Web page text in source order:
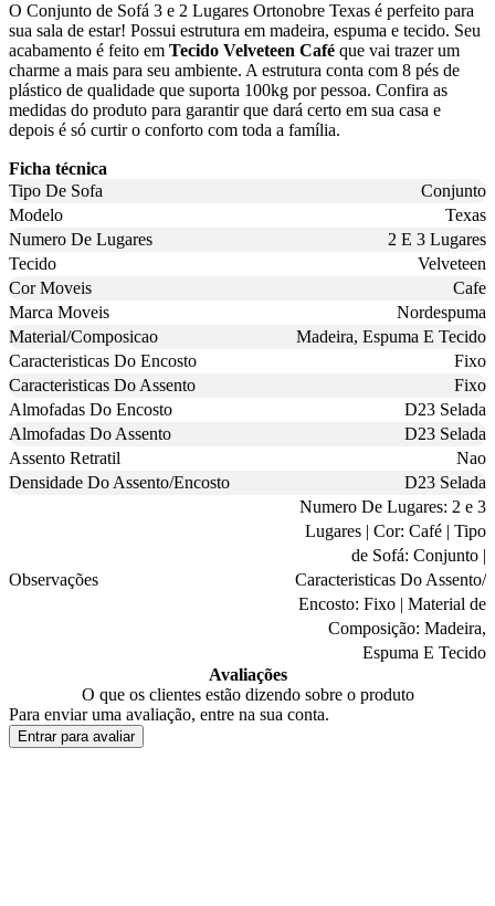
O Conjunto de Sofá 3 e 2 Lugares Ortonobre Texas é perfeito para
sua sala de estar! Possui estrutura em madeira, espuma e tecido. Seu
acabamento é feito em Tecido Velveteen Café que vai trazer um
charme a mais para seu ambiente. A estrutura conta com 8 pés de
plástico de qualidade que suporta 100kg por pessoa. Confira as
medidas do produto para garantir que dará certo em sua casa e
depois é só curtir o conforto com toda a família.
Ficha técnica
Tipo De Sofa
Conjunto
Modelo
Texas
Numero De Lugares
2 E 3 Lugares
Tecido
Velveteen
Cor Moveis
Cafe
Marca Moveis
Nordespuma
Material/Composicao
Madeira, Espuma E Tecido
Caracteristicas Do Encosto
Fixo
Caracteristicas Do Assento
Fixo
Almofadas Do Encosto
D23 Selada
Almofadas Do Assento
D23 Selada
Assento Retratil
Nao
Densidade Do Assento/Encosto
D23 Selada
Observações
Numero De Lugares: 2 e 3
Lugares | Cor: Café | Tipo
de Sofá: Conjunto |
Caracteristicas Do Assento/
Encosto: Fixo | Material de
Composição: Madeira,
Espuma E Tecido
Avaliações
O que os clientes estão dizendo sobre o produto
Para enviar uma avaliação, entre na sua conta.
Entrar para avaliar